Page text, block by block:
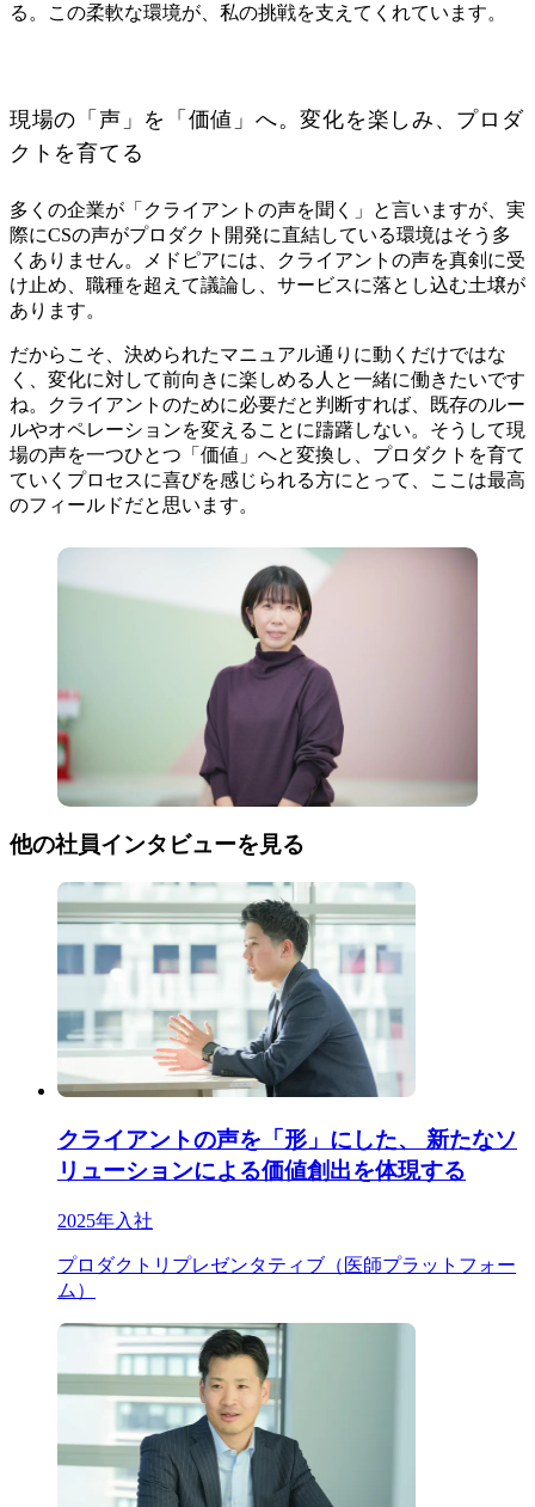
る。この柔軟な環境が、私の挑戦を支えてくれています。
現場の「声」を「価値」へ。変化を楽しみ、プロダ
クトを育てる
多くの企業が「クライアントの声を聞く」と言いますが、実
際にCSの声がプロダクト開発に直結している環境はそう多
くありません。メドピアには、クライアントの声を真剣に受
け止め、職種を超えて議論し、サービスに落とし込む土壌が
あります。
だからこそ、決められたマニュアル通りに動くだけではな
く、変化に対して前向きに楽しめる人と一緒に働きたいです
ね。クライアントのために必要だと判断すれば、既存のルー
ルやオペレーションを変えることに躊躇しない。そうして現
場の声を一つひとつ「価値」へと変換し、プロダクトを育て
ていくプロセスに喜びを感じられる方にとって、ここは最高
のフィールドだと思います。
他の社員インタビューを見る
クライアントの声を「形」にした、 新たなソ
リューションによる価値創出を体現する
2025年入社
プロダクトリプレゼンタティブ（医師プラットフォー
ム）